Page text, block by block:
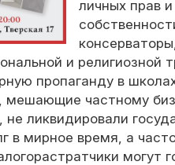
личных прав
и религиозной
пропаганду в
мешающие частному
не ликвидировали
в мирное время, а
могут